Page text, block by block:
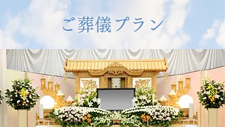
ご葬儀プラン